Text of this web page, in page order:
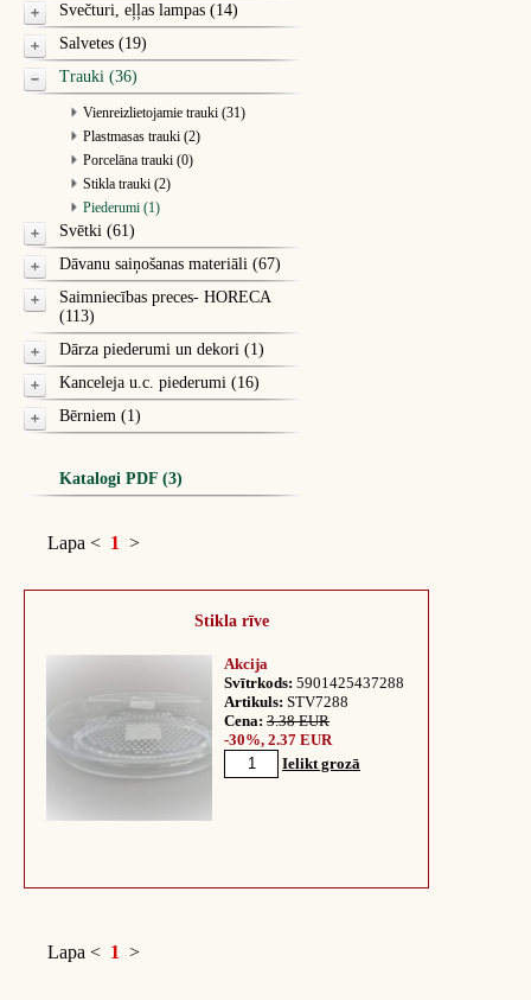
Svečturi, eļļas lampas (14)
Salvetes (19)
Trauki (36)
Vienreizlietojamie trauki (31)
Plastmasas trauki (2)
Porcelāna trauki (0)
Stikla trauki (2)
Piederumi (1)
Svētki (61)
Dāvanu saiņošanas materiāli (67)
Saimniecības preces- HORECA
(113)
Dārza piederumi un dekori (1)
Kanceleja u.c. piederumi (16)
Bērniem (1)
Katalogi PDF (3)
Lapa < 1 >
Stikla rīve
Akcija
Svītrkods: 5901425437288
Artikuls: STV7288
Cena: 3.38 EUR
-30%, 2.37 EUR
Ielikt grozā
Lapa < 1 >